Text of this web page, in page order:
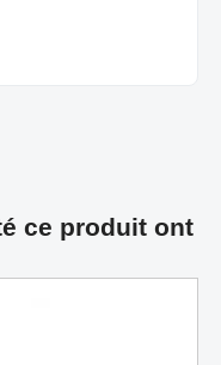
ce produit ont